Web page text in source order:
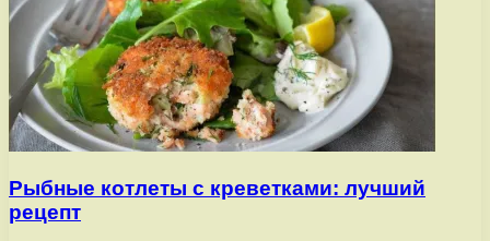
Рыбные котлеты с креветками: лучший
рецепт